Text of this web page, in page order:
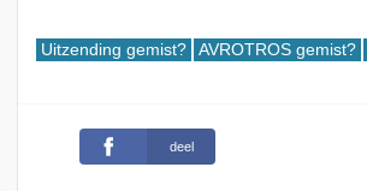
Uitzending gemist? AVROTROS gemist?
deel